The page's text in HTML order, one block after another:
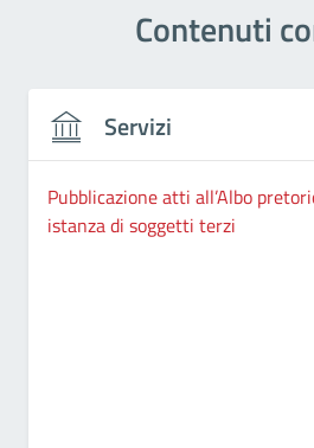
Contenuti
Servizi
Pubblicazione atti all’Albo
istanza di soggetti terzi